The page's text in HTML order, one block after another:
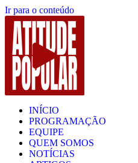
Ir para o conteúdo
INÍCIO
PROGRAMAÇÃO
EQUIPE
QUEM SOMOS
NOTÍCIAS